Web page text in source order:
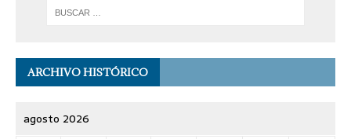
ARCHIVO HISTÓRICO
agosto 2026